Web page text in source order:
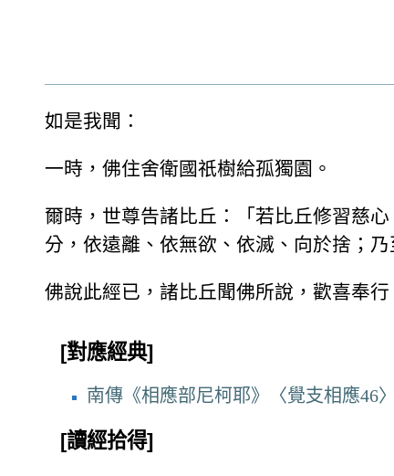
如是我聞：
一時，佛住舍衛國祇樹給孤獨園。
爾時，世尊告諸比丘：「若比丘修習慈
分，依遠離、依無欲、依滅、向於捨；
佛說此經已，諸比丘聞佛所說，歡喜奉行
[對應經典]
南傳《相應部尼柯耶》〈覺支相應46
[讀經拾得]